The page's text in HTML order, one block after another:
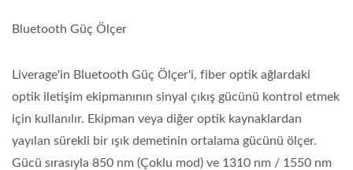
Bluetooth Güç Ölçer
Liverage'in Bluetooth Güç Ölçer'i, fiber optik ağlardaki
optik iletişim ekipmanının sinyal çıkış gücünü kontrol etmek
için kullanılır. Ekipman veya diğer optik kaynaklardan
yayılan sürekli bir ışık demetinin ortalama gücünü ölçer.
Gücü sırasıyla 850 nm (Çoklu mod) ve 1310 nm / 1550 nm